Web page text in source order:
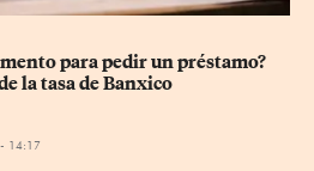
para pedir un préstamo?
la tasa de Banxico
14:17